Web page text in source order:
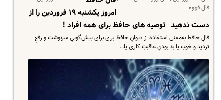
فال قهوه
امروز یکشنبه ۱۹ فروردین را از
دست ندهید | توصیه های حافظ برای همه افراد !
فالِ حافظ به‌معنی استفاده از دیوانِ حافظ برای برای پیش‌گوییِ سرنوشت و رفعِ
تردید و خوب یا بد بودنِ عاقبتِ کاری یا…